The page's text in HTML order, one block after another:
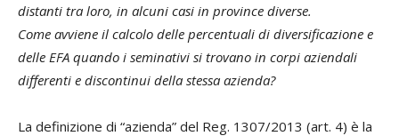
distanti tra loro, in alcuni casi in province diverse.
Come avviene il calcolo delle percentuali di diversificazione e
delle EFA quando i seminativi si trovano in corpi aziendali
differenti e discontinui della stessa azienda?
La definizione di “azienda” del Reg. 1307/2013 (art. 4) è la